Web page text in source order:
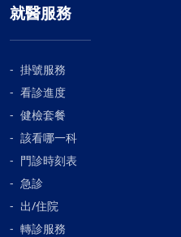
就醫服務
掛號服務
看診進度
健檢套餐
該看哪一科
門診時刻表
急診
出/住院
轉診服務